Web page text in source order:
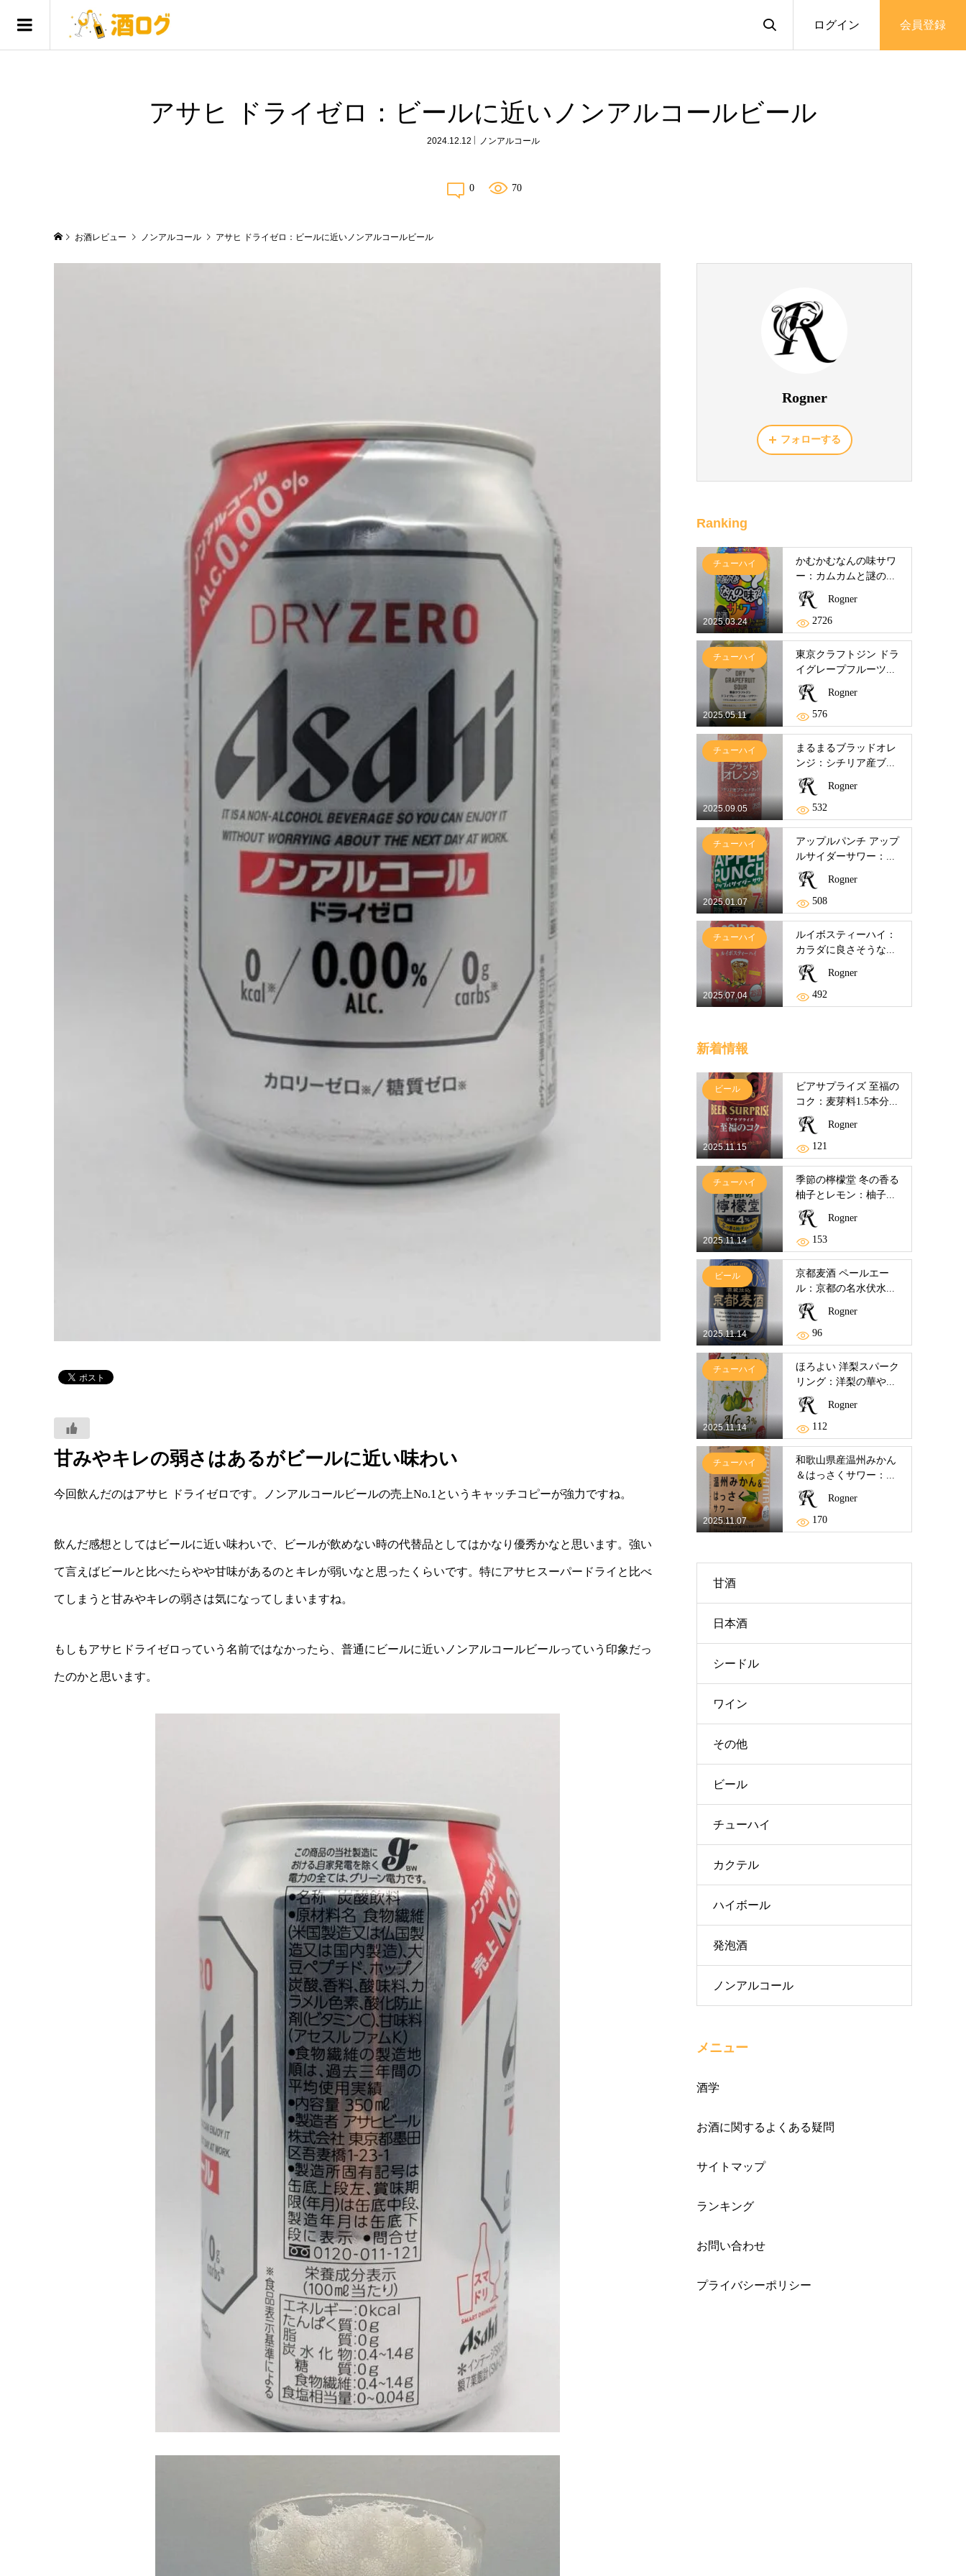
ログイン 会員登録
アサヒ ドライゼロ：ビールに近いノンアルコールビール
2024.12.12 ノンアルコール
0 70
お酒レビュー ノンアルコール アサヒ ドライゼロ：ビールに近いノンアルコールビール
甘みやキレの弱さはあるがビールに近い味わい
今回飲んだのはアサヒ ドライゼロです。ノンアルコールビールの売上No.1というキャッチコピーが強力ですね。
飲んだ感想としてはビールに近い味わいで、ビールが飲めない時の代替品としてはかなり優秀かなと思います。強い
て言えばビールと比べたらやや甘味があるのとキレが弱いなと思ったくらいです。特にアサヒスーパードライと比べ
てしまうと甘みやキレの弱さは気になってしまいますね。
もしもアサヒドライゼロっていう名前ではなかったら、普通にビールに近いノンアルコールビールっていう印象だっ
たのかと思います。
Rogner
フォローする
Ranking
2025.03.24
チューハイ
かむかむなんの味サワ
ー：カムカムと謎の...
Rogner
2726
2025.05.11
チューハイ
東京クラフトジン ドラ
イグレープフルーツ...
Rogner
576
2025.09.05
チューハイ
まるまるブラッドオレ
ンジ：シチリア産ブ...
Rogner
532
2025.01.07
チューハイ
アップルパンチ アップ
ルサイダーサワー：...
Rogner
508
2025.07.04
チューハイ
ルイボスティーハイ：
カラダに良さそうな...
Rogner
492
新着情報
2025.11.15
ビール
ビアサプライズ 至福の
コク：麦芽料1.5本分...
Rogner
121
2025.11.14
チューハイ
季節の檸檬堂 冬の香る
柚子とレモン：柚子...
Rogner
153
2025.11.14
ビール
京都麦酒 ペールエー
ル：京都の名水伏水...
Rogner
96
2025.11.14
チューハイ
ほろよい 洋梨スパーク
リング：洋梨の華や...
Rogner
112
2025.11.07
チューハイ
和歌山県産温州みかん
＆はっさくサワー：...
Rogner
170
甘酒
日本酒
シードル
ワイン
その他
ビール
チューハイ
カクテル
ハイボール
発泡酒
ノンアルコール
メニュー
酒学
お酒に関するよくある疑問
サイトマップ
ランキング
お問い合わせ
プライバシーポリシー